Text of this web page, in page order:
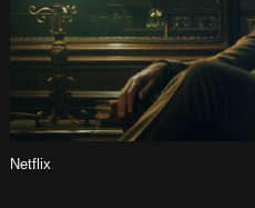
Netflix